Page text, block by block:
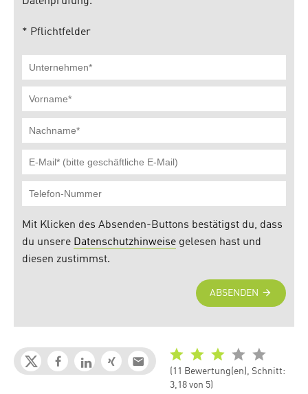
(11 Bewertung(en), Schnitt:
3,18 von 5)